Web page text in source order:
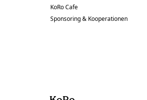
KoRo Cafe
Sponsoring & Kooperationen